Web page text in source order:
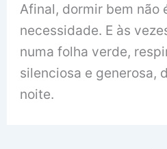
Afinal, dormir bem não
necessidade. E às
numa folha verde,
silenciosa e generosa,
noite.